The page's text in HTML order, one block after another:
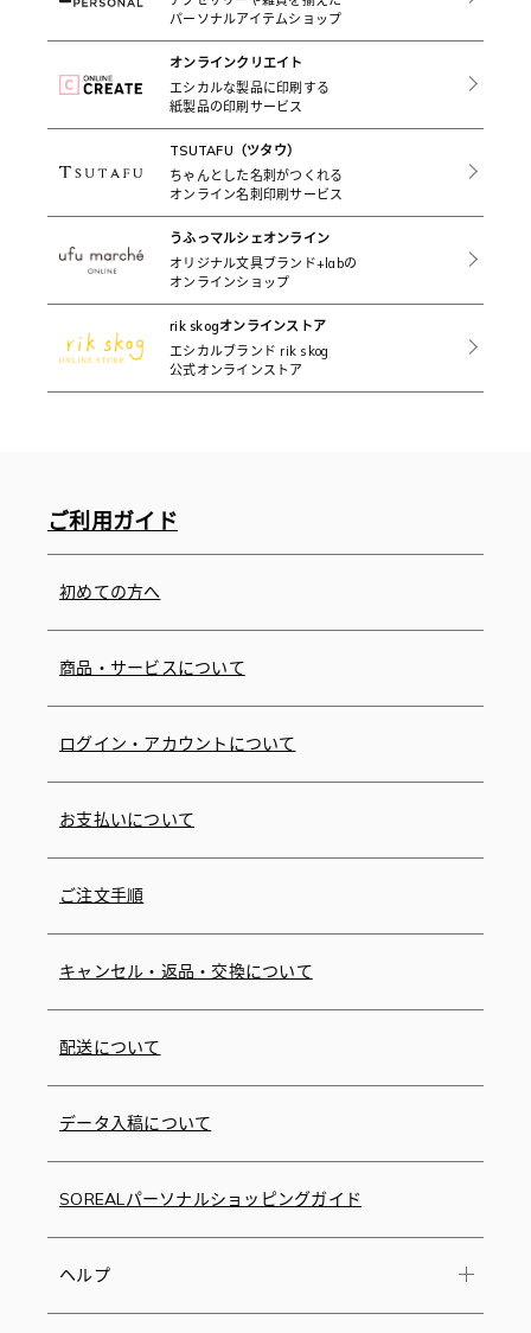
パーソナルアイテムショップ
オンラインクリエイト
エシカルな製品に印刷する
紙製品の印刷サービス
TSUTAFU（ツタウ）
ちゃんとした名刺がつくれる
オンライン名刺印刷サービス
うふっマルシェオンライン
オリジナル文具ブランド+labの
オンラインショップ
rik skogオンラインストア
エシカルブランド rik skog
公式オンラインストア
ご利用ガイド
初めての方へ
商品・サービスについて
ログイン・アカウントについて
お支払いについて
ご注文手順
キャンセル・返品・交換について
配送について
データ入稿について
SOREALパーソナルショッピングガイド
ヘルプ